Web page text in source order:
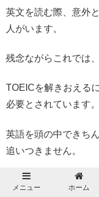
英文を読む際、意外
人がいます。
残念ながらこれでは
TOEICを解きおえる
必要とされています。
英語を頭の中できち
追いつきません。
英文を読む時は
「頭
メニュー ホーム